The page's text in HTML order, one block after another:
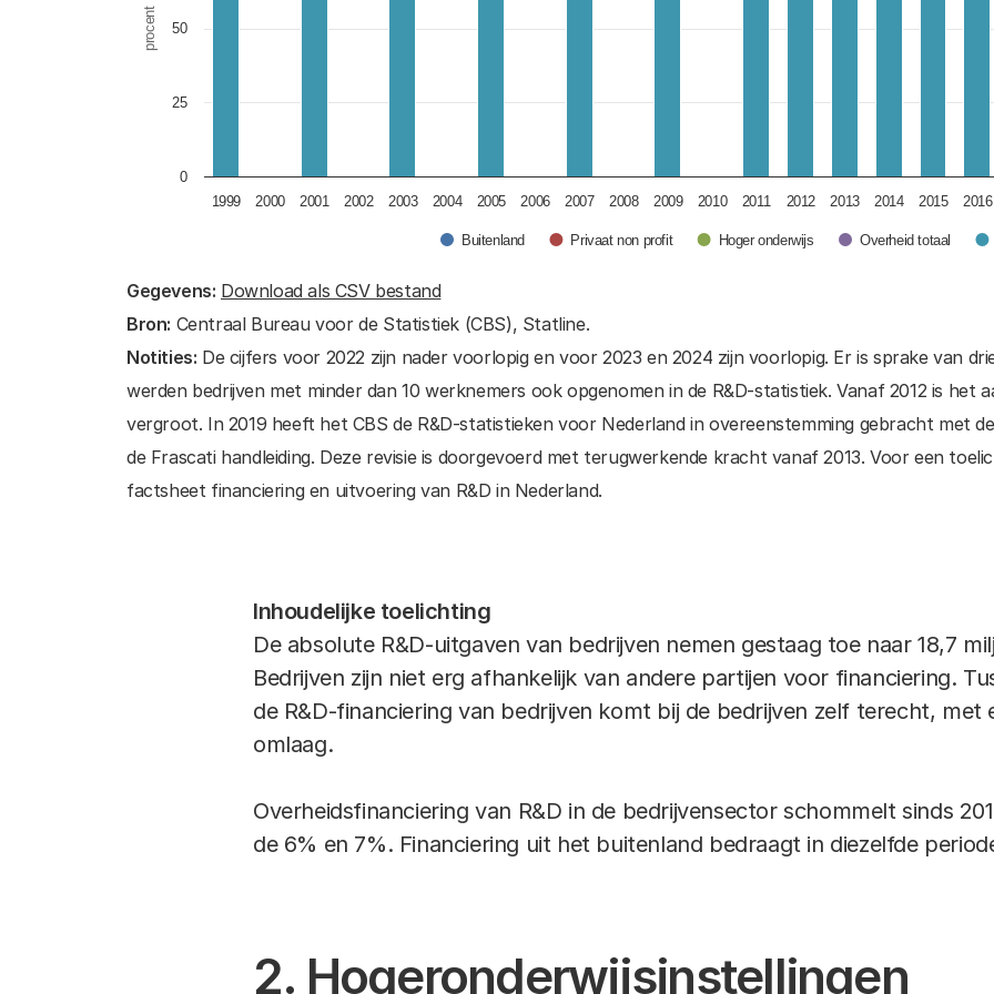
procent
Buitenland Privaat non profit Hoger onderwijs Overheid totaal
1999 2000 2001 2002 2003 2004 2005 2006 2007 2008 2009 2010 2011 2012 2013 2014 2015 2016
0
25
50
End of interactive chart.
Gegevens: Download als CSV bestand
Bron: Centraal Bureau voor de Statistiek (CBS), Statline.
Notities: De cijfers voor 2022 zijn nader voorlopig en voor 2023 en 2024 zijn voorlopig. Er is sprake van
werden bedrijven met minder dan 10 werknemers ook opgenomen in de R&D-statistiek. Vanaf 2012 is het
vergroot. In 2019 heeft het CBS de R&D-statistieken voor Nederland in overeenstemming gebracht met
de Frascati handleiding. Deze revisie is doorgevoerd met terugwerkende kracht vanaf 2013. Voor een
factsheet financiering en uitvoering van R&D in Nederland.
Inhoudelijke toelichting
De absolute R&D-uitgaven van bedrijven nemen gestaag toe naar 18,7
Bedrijven zijn niet erg afhankelijk van andere partijen voor financiering.
de R&D-financiering van bedrijven komt bij de bedrijven zelf terecht, met
omlaag.
Overheidsfinanciering van R&D in de bedrijvensector schommelt sinds
de 6% en 7%. Financiering uit het buitenland bedraagt in diezelfde
2. Hogeronderwijsinstellingen